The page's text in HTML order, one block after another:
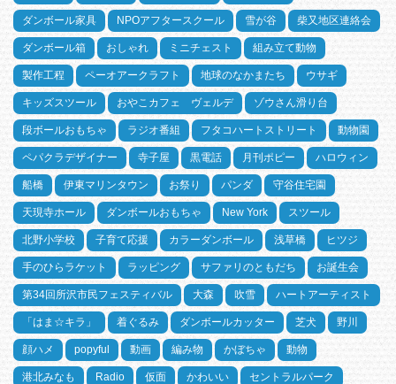
ダンボール家具 NPOアフタースクール 雪が谷 柴又地区連絡会
ダンボール箱 おしゃれ ミニチェスト 組み立て動物
製作工程 ペーオアークラフト 地球のなかまたち ウサギ
キッズスツール おやこカフェ ヴェルデ ゾウさん滑り台
段ボールおもちゃ ラジオ番組 フタコハートストリート 動物園
ペパクラデザイナー 寺子屋 黒電話 月刊ポピー ハロウィン
船橋 伊東マリンタウン お祭り パンダ 守谷住宅園
天現寺ホール ダンボールおもちゃ New York スツール
北野小学校 子育て応援 カラーダンボール 浅草橋 ヒツジ
手のひらラケット ラッピング サファリのともだち お誕生会
第34回所沢市民フェスティバル 大森 吹雪 ハートアーティスト
「はま☆キラ」 着ぐるみ ダンボールカッター 芝犬 野川
顔ハメ popyful 動画 編み物 かぼちゃ 動物
港北みなも Radio 仮面 かわいい セントラルパーク